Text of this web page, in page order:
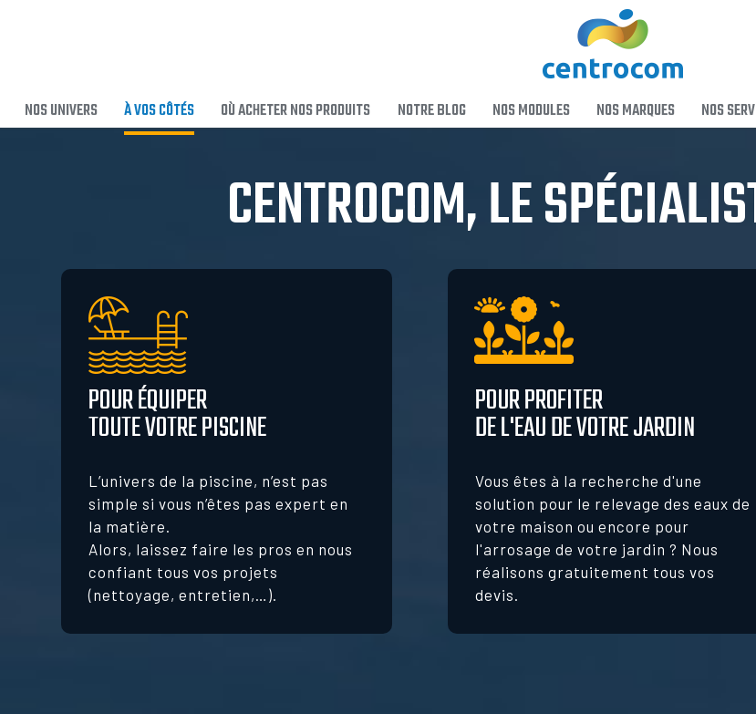
NOS UNIVERS À VOS CÔTÉS OÙ ACHETER NOS PRODUITS NOTRE BLOG NOS MODULES NOS MARQUES NOS
CENTROCOM, LE
POUR ÉQUIPER
TOUTE VOTRE PISCINE
L’univers de la piscine, n’est pas
simple si vous n’êtes pas expert en
la matière.
Alors, laissez faire les pros en nous
confiant tous vos projets
(nettoyage, entretien,…).
POUR PROFITER
DE L'EAU DE VOTRE JARDIN
Vous êtes à la recherche d'une
solution pour le relevage des eaux de
votre maison ou encore pour
l'arrosage de votre jardin ? Nous
réalisons gratuitement tous vos
devis.